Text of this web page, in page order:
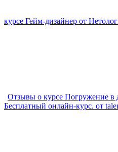
курсе Гейм-дизайнер от
Отзывы о курсе Погружение в
Бесплатный онлайн-курс. от